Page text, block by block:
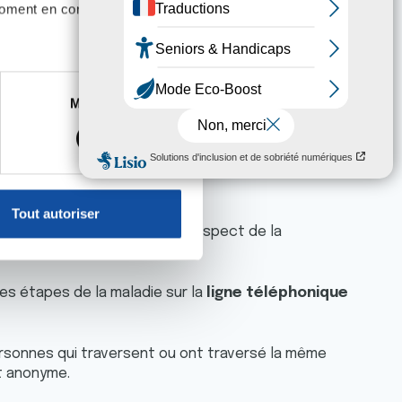
en consultant la
à plusieurs mètres près
reportez-vous à lasection «
sur les cookies.
Marketing
Tout autoriser
liées à la maladie dans le respect de la
étapes de la maladie sur la ligne téléphonique
qui traversent ou ont traversé la même